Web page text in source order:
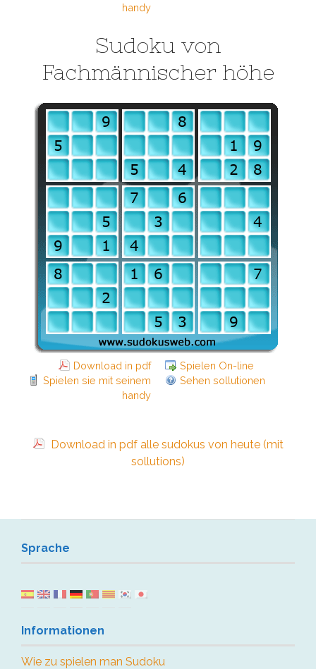
handy
Sudoku von
Fachmännischer höhe
Download in pdf
Spielen On-line
Spielen sie mit seinem
handy
Sehen sollutionen
Download in pdf alle sudokus von heute (mit
sollutions)
Sprache
Informationen
Wie zu spielen man Sudoku